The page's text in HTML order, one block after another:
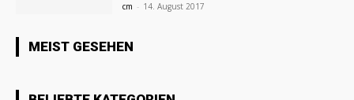
cm - 14. August 2017
MEIST GESEHEN